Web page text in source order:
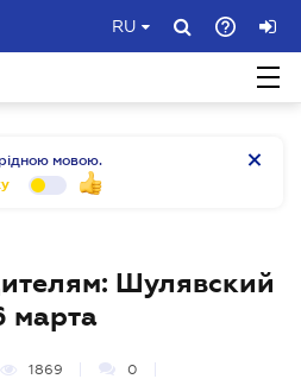
RU
мовою.
Шулявский
марта
1869 0